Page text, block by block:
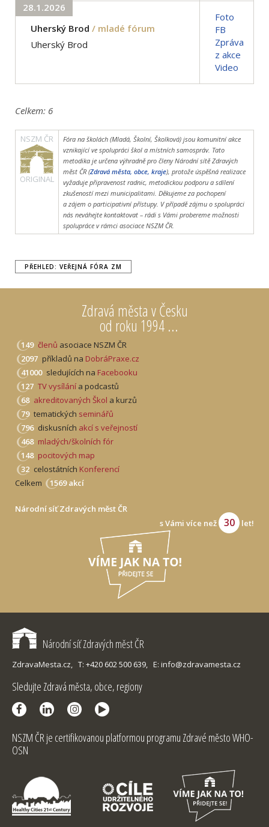
Zdravá města v Česku
od roku 1994 ...
149 členů asociace NSZM ČR
2097 příkladů na DobráPraxe.cz
41000 sledujících na Facebooku
127 TV vysílání a podcastů
68 akreditovaných Škol a kurzů
79 tematických seminářů
796 diskusních akcí s veřejností
468 mladých/školních fór
148 pocitových map
32 celostátních Konferencí
Celkem
1569 akcí
Národní síť Zdravých měst ČR
s Vámi více než
30 let!
28.1.2026
Uherský Brod / mladé fórum
Uherský Brod
Foto
FB
Zpráva
z akce
Video
Celkem: 6
NSZM ČR
ORIGINAL
Fóra na školách (Mladá, Školní, Školková) jsou komunitní akce
vznikající ve spolupráci škol a místních samospráv. Tato
metodika je určena výhradně pro členy Národní sítě Zdravých
měst ČR (Zdravá města, obce, kraje), protože úspěšná realizace
vyžaduje připravenost radnic, metodickou podporu a sdílení
zkušeností mezi municipalitami. Děkujeme za pochopení
a zájem o participativní přístupy. V případě zájmu o spolupráci
nás neváhejte kontaktovat – rádi s Vámi probereme možnosti
spolupráce v rámci asociace NSZM ČR.
PŘEHLED: VEŘEJNÁ FÓRA ZM
Národní síť Zdravých měst ČR
ZdravaMesta.cz, T: +420 602 500 639, E: info@zdravamesta.cz
Sledujte Zdravá města, obce, regiony
NSZM ČR je certifikovanou platformou programu Zdravé město WHO-
OSN